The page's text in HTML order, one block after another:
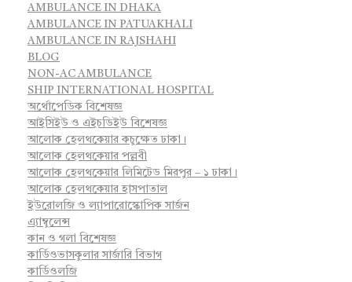
AMBULANCE IN DHAKA
AMBULANCE IN PATUAKHALI
AMBULANCE IN RAJSHAHI
BLOG
NON-AC AMBULANCE
SHIP INTERNATIONAL HOSPITAL
অর্থোপেডিক বিশেষজ্ঞ
আইসিইউ ও এইচডিইউ বিশেষজ্ঞ
আলোক হেলথকেয়ার কচুক্ষেত ঢাকা।
আলোক হেলথকেয়ার পল্লবী
আলোক হেলথকেয়ার লিমিটেড মিরপুর – ১ ঢাকা।
আলোক হেলথকেয়ার হাসপাতাল
ইউরোলজি ও ল্যাপারোস্কোপিক সার্জন
এ্যাম্বুলেন্স
কান ও গলা বিশেষজ্ঞ
কার্ডিওভাসকুলার সার্জারি বিভাগ
কার্ডিওলজি